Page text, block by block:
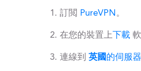
訂閲 PureVPN 。
在您的裝置上 下載
連線到 英國 的伺服器